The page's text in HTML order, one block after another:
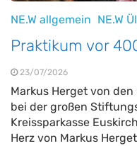
NE.W allgemein NE.W
Praktikum vor
23/07/2026
Markus Herget von den
bei der großen
Kreissparkasse
Herz von Markus